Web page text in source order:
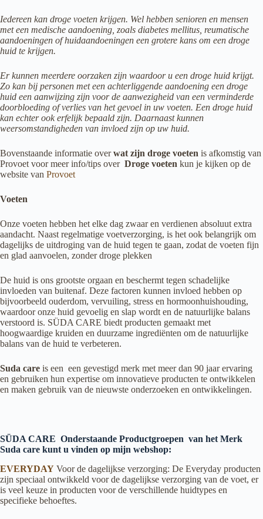
Iedereen kan droge voeten krijgen. Wel hebben senioren en mensen
met een medische aandoening, zoals diabetes mellitus, reumatische
aandoeningen of huidaandoeningen een grotere kans om een droge
huid te krijgen.
Er kunnen meerdere oorzaken zijn waardoor u een droge huid krijgt.
Zo kan bij personen met een achterliggende aandoening een droge
huid een aanwijzing zijn voor de aanwezigheid van een verminderde
doorbloeding of verlies van het gevoel in uw voeten. Een droge huid
kan echter ook erfelijk bepaald zijn. Daarnaast kunnen
weersomstandigheden van invloed zijn op uw huid.
Bovenstaande informatie overwat zijn droge voeten is afkomstig van
Provoet voor meer info/tips over Droge voeten kun je kijken op de
website van Provoet
Voeten
Onze voeten hebben het elke dag zwaar en verdienen absoluut extra
aandacht. Naast regelmatige voetverzorging, is het ook belangrijk om
dagelijks de uitdroging van de huid tegen te gaan, zodat de voeten fijn
en glad aanvoelen, zonder droge plekken
De huid is ons grootste orgaan en beschermt tegen schadelijke
invloeden van buitenaf. Deze factoren kunnen invloed hebben op
bijvoorbeeld ouderdom, vervuiling, stress en hormoonhuishouding,
waardoor onze huid gevoelig en slap wordt en de natuurlijke balans
verstoord is. SÜDA CARE biedt producten gemaakt met
hoogwaardige kruiden en duurzame ingrediënten om de natuurlijke
balans van de huid te verbeteren.
Suda care is een een gevestigd merk met meer dan 90 jaar ervaring
en gebruiken hun expertise om innovatieve producten te ontwikkelen
en maken gebruik van de nieuwste onderzoeken en ontwikkelingen.
SÜDA CARE Onderstaande Productgroepen van het Merk
Suda care kunt u vinden op mijn webshop:
EVERYDAY Voor de dagelijkse verzorging: De Everyday producten
zijn speciaal ontwikkeld voor de dagelijkse verzorging van de voet, er
is veel keuze in producten voor de verschillende huidtypes en
specifieke behoeftes.